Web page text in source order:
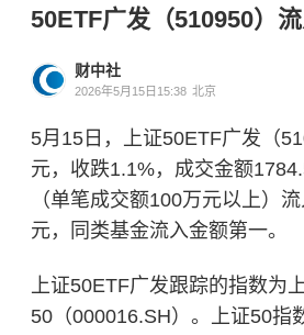
50ETF广发（510950）
财中社
2026年5月15日15:38 北京
5月15日，上证50ETF广发（
元，收跌1.1%，成交金额
（单笔成交额100万元以上）
元，同类基金流入金额第一。
上证50ETF广发跟踪的指数为
50（000016.SH）。上证50指